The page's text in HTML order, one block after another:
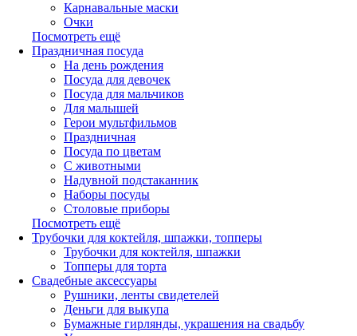
Карнавальные маски
Очки
Посмотреть ещё
Праздничная посуда
На день рождения
Посуда для девочек
Посуда для мальчиков
Для малышей
Герои мультфильмов
Праздничная
Посуда по цветам
С животными
Надувной подстаканник
Наборы посуды
Столовые приборы
Посмотреть ещё
Трубочки для коктейля, шпажки, топперы
Трубочки для коктейля, шпажки
Топперы для торта
Свадебные аксессуары
Рушники, ленты свидетелей
Деньги для выкупа
Бумажные гирлянды, украшения на свадьбу